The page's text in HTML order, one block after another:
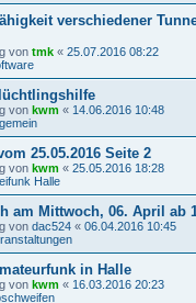
verschiedener
von tmk « 25.07.2016 08:22
von kwm « 14.06.2016 10:48
25.05.2016 Seite 2
von kwm « 25.05.2016 18:28
Halle
am Mittwoch, 06. April ab
von dac524 « 06.04.2016 10:45
in Halle
von kwm « 16.03.2016 20:23